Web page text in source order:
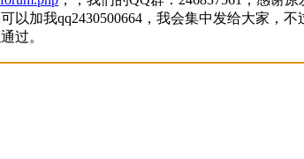
以加我qq2430500664，我会集中发给大家，
过。